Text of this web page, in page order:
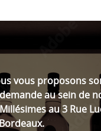
vous proposons
au sein de
au 3 Rue